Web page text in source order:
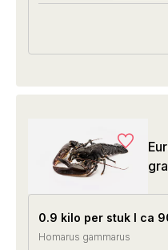
0.9 kilo per stuk I ca
Homarus gammarus